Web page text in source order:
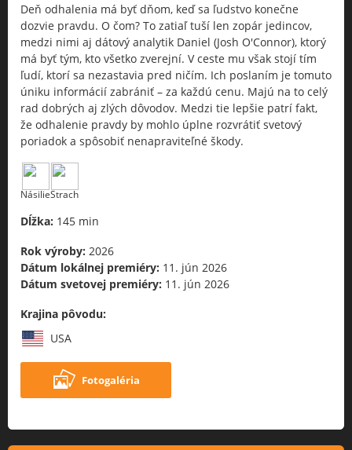
Deň odhalenia má byť dňom, keď sa ľudstvo konečne
dozvie pravdu. O čom? To zatiaľ tuší len zopár jedincov,
medzi nimi aj dátový analytik Daniel (Josh O'Connor), ktorý
má byť tým, kto všetko zverejní. V ceste mu však stojí tím
ľudí, ktorí sa nezastavia pred ničím. Ich poslaním je tomuto
úniku informácií zabrániť – za každú cenu. Majú na to celý
rad dobrých aj zlých dôvodov. Medzi tie lepšie patrí fakt,
že odhalenie pravdy by mohlo úplne rozvrátiť svetový
poriadok a spôsobiť nenapraviteľné škody.
NásilieStrach
Dĺžka: 145 min
Rok výroby: 2026
Dátum lokálnej premiéry: 11. jún 2026
Dátum svetovej premiéry: 11. jún 2026
Krajina pôvodu:
USA
Fotogaléria